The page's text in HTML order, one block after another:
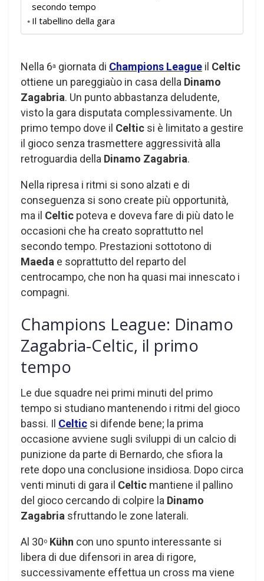
secondo tempo
Il tabellino della gara
Nella 6a giornata di Champions League il Celtic
ottiene un pareggiaùo in casa della Dinamo
Zagabria. Un punto abbastanza deludente,
visto la gara disputata complessivamente. Un
primo tempo dove il Celtic si è limitato a gestire
il gioco senza trasmettere aggressività alla
retroguardia della Dinamo Zagabria.
Nella ripresa i ritmi si sono alzati e di
conseguenza si sono create più opportunità,
ma il Celtic poteva e doveva fare di più dato le
occasioni che ha creato soprattutto nel
secondo tempo. Prestazioni sottotono di
Maeda e soprattutto del reparto del
centrocampo, che non ha quasi mai innescato i
compagni.
Champions League: Dinamo
Zagabria-Celtic, il primo
tempo
Le due squadre nei primi minuti del primo
tempo si studiano mantenendo i ritmi del gioco
bassi. Il Celtic si difende bene; la prima
occasione avviene sugli sviluppi di un calcio di
punizione da parte di Bernardo, che sfiora la
rete dopo una conclusione insidiosa. Dopo circa
venti minuti di gara il Celtic mantiene il pallino
del gioco cercando di colpire la Dinamo
Zagabria sfruttando le zone laterali.
Al 30o Kühn con uno spunto interessante si
libera di due difensori in area di rigore,
successivamente effettua un cross ma viene